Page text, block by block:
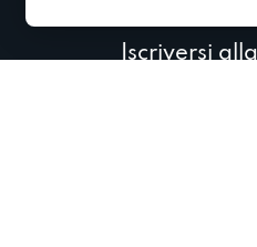
Iscriversi